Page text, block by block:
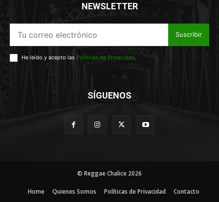
NEWSLETTER
Suscribir
He leído y acepto las Políticas de Privacidad.
SÍGUENOS
© Reggae Chalice 2026
Home Quienes Somos Políticas de Privacidad Contacto